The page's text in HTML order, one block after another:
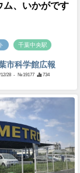
ム、いかがです
千葉中央駅
市科学館広報
28 - №19177 734